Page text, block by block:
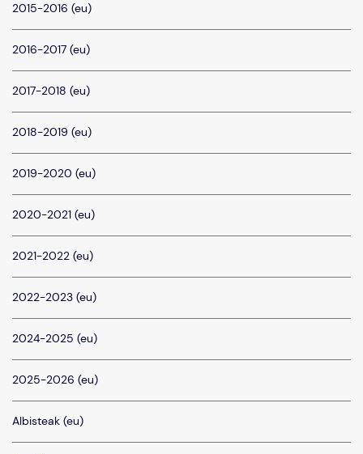
2015-2016 (eu)
2016-2017 (eu)
2017-2018 (eu)
2018-2019 (eu)
2019-2020 (eu)
2020-2021 (eu)
2021-2022 (eu)
2022-2023 (eu)
2024-2025 (eu)
2025-2026 (eu)
Albisteak (eu)